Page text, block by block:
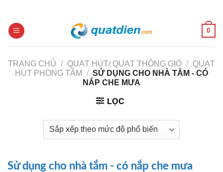
content
0
TRANG CHỦ / QUẠT HÚT/ QUẠT THÔNG GIÓ /
QUẠT
HÚT PHÒNG TẮM
/ SỬ DỤNG CHO NHÀ TẮM - CÓ
NẮP CHE MƯA
LỌC
Sử dụng cho nhà tắm - có nắp che mưa